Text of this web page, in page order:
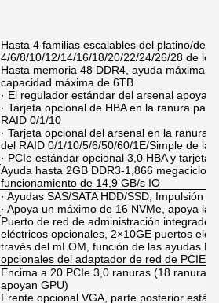
Hasta 4 familias escalables del platino/del
4/6/8/10/12/14/16/18/20/22/24/26/28 de
Hasta memoria 48 DDR4, ayuda máxima
capacidad máxima de 6TB
· El regulador estándar del arsenal apoya
· Tarjeta opcional de HBA en la ranura
RAID 0/1/10
· Tarjeta opcional del arsenal en la ranura
del RAID 0/1/10/5/6/50/60/1E/Simple de la
· PCIe estándar opcional 3,0 HBA y tarjeta
Ayuda hasta 2GB DDR3-1,866 megaciclo,
funcionamiento de 14,9 GB/s IO
· Ayudas SAS/SATA HDD/SSD; Impulsión
· Apoya un máximo de 16 NVMe, apoya
Puerto de red de administración integrado
eléctricos opcionales, 2×10GE puertos
través del mLOM, función de las ayudas
opcionales del adaptador de red de PCIE
Encima a 20 PCIe 3,0 ranuras (18 ranuras
apoyan GPU)
Frente opcional VGA, parte posterior